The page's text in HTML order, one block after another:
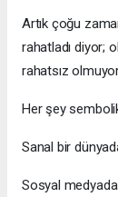
Artık çoğu
rahatladı diyor;
rahatsız
Her şey
Sanal bir
Sosyal